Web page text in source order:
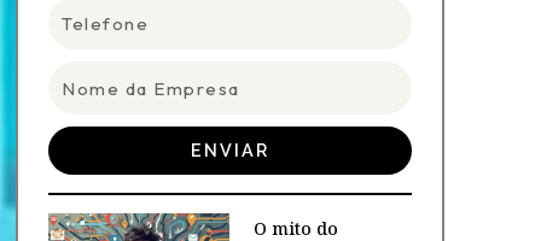
Empresa
ENVIAR
O mito do